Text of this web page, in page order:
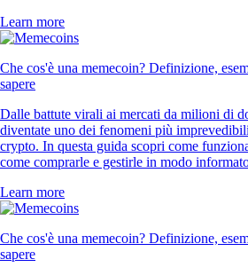
Learn more
Che cos'è una memecoin? Definizione,
sapere
Dalle battute virali ai mercati da milioni di
diventate uno dei fenomeni più
crypto. In questa guida scopri come
come comprarle e gestirle in modo
Learn more
Che cos'è una memecoin? Definizione,
sapere